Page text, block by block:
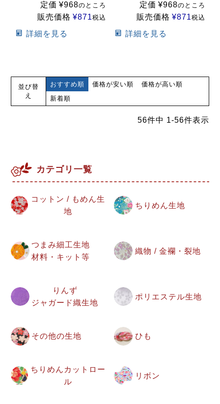
定価 ¥968のところ
販売価格 ¥871税込
詳細を見る
定価 ¥968のところ
販売価格 ¥871税込
詳細を見る
並び替
え
おすすめ順 価格が安い順
価格が高い順
新着順
56件中 1-56件表示
カテゴリ一覧
コットン / もめん生
地
ちりめん生地
つまみ細工生地
材料・キット等
織物 / 金襴・裂地
りんず
ジャガード織生地
ポリエステル生地
その他の生地 ひも
ちりめんカットロー
ル
リボン